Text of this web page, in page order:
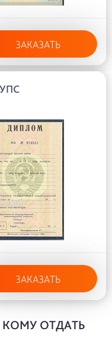
ЗАКАЗАТЬ
ЗАКАЗАТЬ
ОТДАТЬ